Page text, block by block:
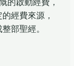
經費來源，
部聖經。